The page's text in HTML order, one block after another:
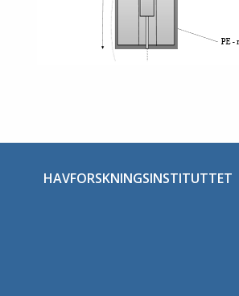
HAVFORSKNINGSINSTITUTTET